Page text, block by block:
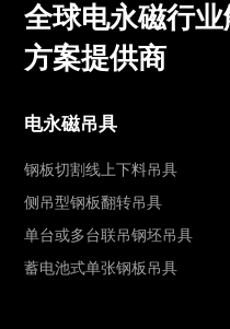
全球电永磁行
方案提供商
电永磁吊具
钢板切割线上下料吊具
侧吊型钢板翻转吊具
单台或多台联吊钢坯吊具
蓄电池式单张钢板吊具